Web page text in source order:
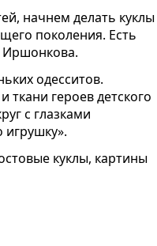
начнем делать куклы
поколения. Есть
Иршонкова.
одесситов.
героев детского
с глазками
игрушку».
куклы, картины